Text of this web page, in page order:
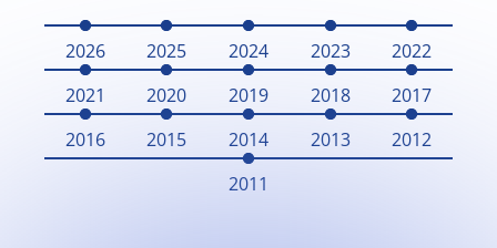
2026 2025 2024 2023
2022
2021
2020 2019 2018
2017
2016
2015 2014 2013
2012
2011